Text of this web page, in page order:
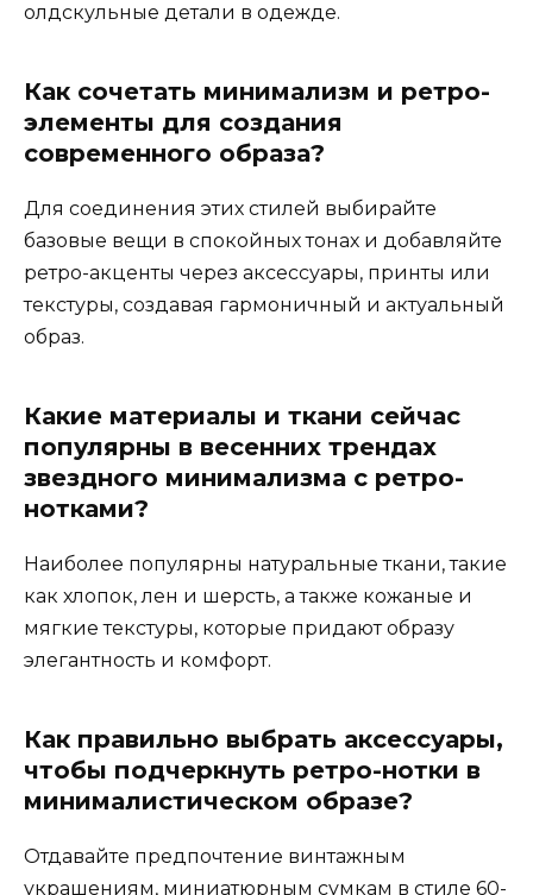
олдскульные детали в одежде.
Как сочетать минимализм и ретро-
элементы для создания
современного образа?
Для соединения этих стилей выбирайте
базовые вещи в спокойных тонах и добавляйте
ретро-акценты через аксессуары, принты или
текстуры, создавая гармоничный и актуальный
образ.
Какие материалы и ткани сейчас
популярны в весенних трендах
звездного минимализма с ретро-
нотками?
Наиболее популярны натуральные ткани, такие
как хлопок, лен и шерсть, а также кожаные и
мягкие текстуры, которые придают образу
элегантность и комфорт.
Как правильно выбрать аксессуары,
чтобы подчеркнуть ретро-нотки в
минималистическом образе?
Отдавайте предпочтение винтажным
украшениям, миниатюрным сумкам в стиле 60-